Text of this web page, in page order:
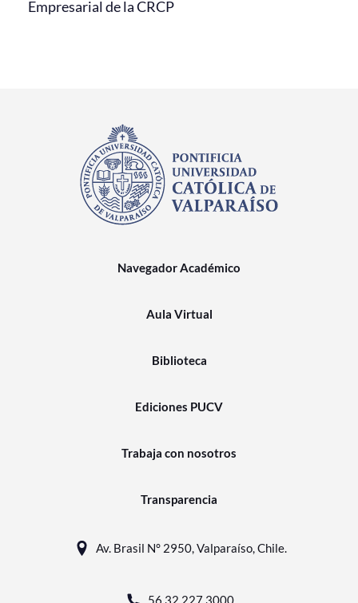
Empresarial de la CRCP
Navegador Académico
Aula Virtual
Biblioteca
Ediciones PUCV
Trabaja con nosotros
Transparencia
Av. Brasil N° 2950, Valparaíso, Chile.
56 32 227 3000